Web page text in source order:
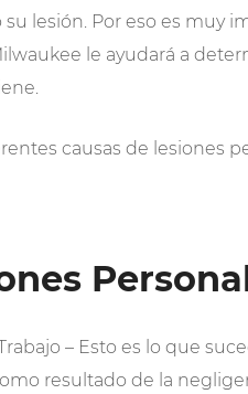
lesión. Por eso es muy
le ayudará a
causas de lesiones
– Esto es lo que
resultado de la